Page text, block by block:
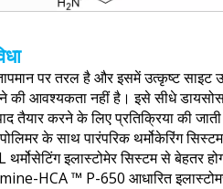
पर तरल है और इसमें उत्कृष्ट
की आवश्यकता नहीं है। इसे सीधे
तैयार करने के लिए प्रतिक्रिया की
के साथ पारंपरिक थर्मोकेरिंग
इलास्टोमेर सिस्टम से बेहतर
HCA ™ P-650 आधारित